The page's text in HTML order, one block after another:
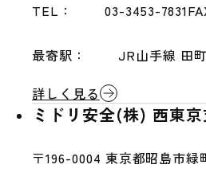
TEL： 03-3453-7831
最寄駅：
JR山手線 田
詳しく見る
ミドリ安全(株) 西東京
〒196-0004 東京都昭島市緑